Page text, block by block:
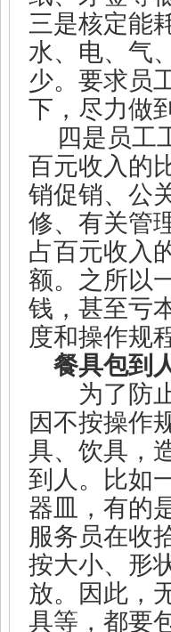
三是核定能
水、电、气
少。要求员
下，尽力做
四是员工
百元收入的
销促销、公
修、有关管
占百元收入
额。之所以
钱，甚至亏
度和操作规
餐具包到
为了防止
因不按操作
具、饮具，
到人。比如
器皿，有的
服务员在收
按大小、形
放。因此，
具等，都要